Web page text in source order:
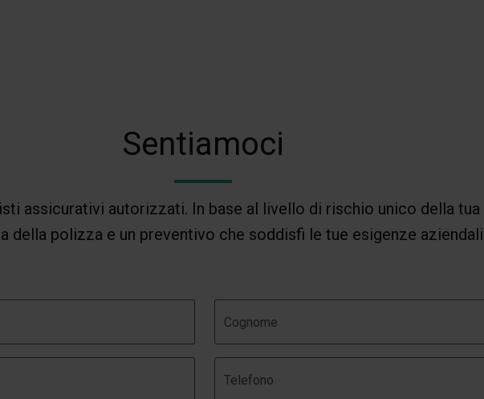
Sentiamoci
assicurativi autorizzati. In base al livello di rischio unico della
della polizza e un preventivo che soddisfi le tue esigenze